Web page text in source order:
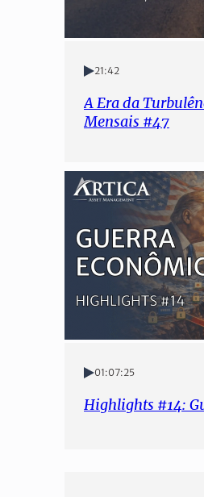
21:42
A Era da
Mensais #47
01:07:25
Highlights #14: